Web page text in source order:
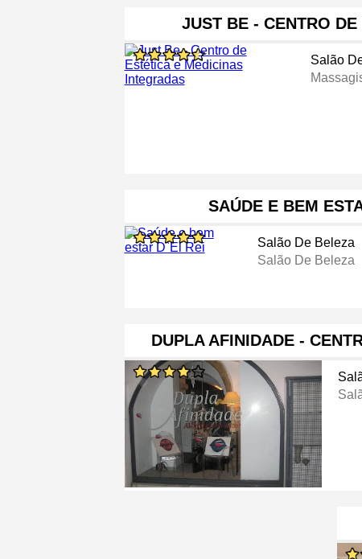
JUST BE - CENTRO
Salão
SAÚDE E BEM
Salão De Beleza
Salão De Beleza
DUPLA AFINIDADE -